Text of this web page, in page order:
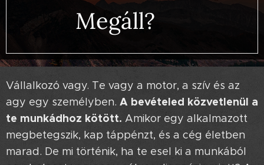
Megáll? 🤯
Vállalkozó vagy. Te vagy a motor, a szív és az
agy egy személyben. A bevételed közvetlenül a
te munkádhoz kötött. Amikor egy alkalmazott
megbetegszik, kap táppénzt, és a cég életben
marad. De mi történik, ha te esel ki a munkából